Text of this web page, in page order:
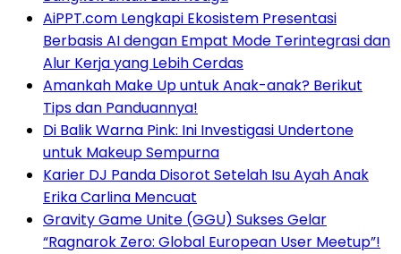
AiPPT.com Lengkapi Ekosistem Presentasi
Berbasis AI dengan Empat Mode Terintegrasi dan
Alur Kerja yang Lebih Cerdas
Amankah Make Up untuk Anak-anak? Berikut
Tips dan Panduannya!
Di Balik Warna Pink: Ini Investigasi Undertone
untuk Makeup Sempurna
Karier DJ Panda Disorot Setelah Isu Ayah Anak
Erika Carlina Mencuat
Gravity Game Unite (GGU) Sukses Gelar
“Ragnarok Zero: Global European User Meetup”!